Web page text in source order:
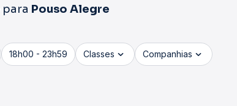
para Pouso Alegre
18h00 - 23h59 Classes Companhias